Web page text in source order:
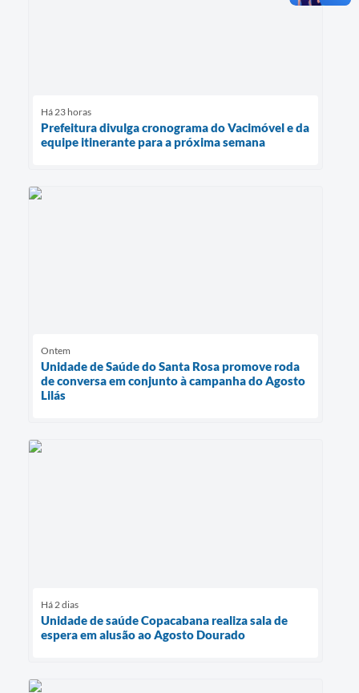
Há 23 horas
Prefeitura divulga cronograma do Vacimóvel e da
equipe itinerante para a próxima semana
Ontem
Unidade de Saúde do Santa Rosa promove roda
de conversa em conjunto à campanha do Agosto
Lilás
Há 2 dias
Unidade de saúde Copacabana realiza sala de
espera em alusão ao Agosto Dourado